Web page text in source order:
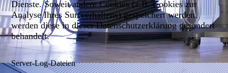
Dienste. Soweit andere Cookies (z.B. Cookies zur
Analyse Ihres Surfverhaltens) gespeichert werden,
werden diese in dieser Datenschutzerklärung gesondert
behandelt.
Server-Log-Dateien